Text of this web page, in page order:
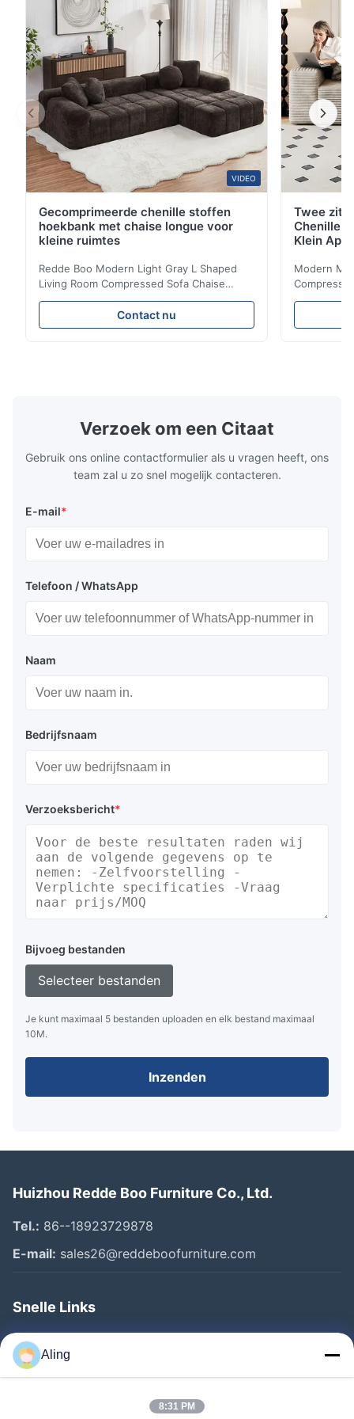
Modelnummer 9460-blauw-grijs FOB-levertijd 30-45
dagen ...
VIDEO
Gecomprimeerde chenille stoffen
hoekbank met chaise longue voor
kleine ruimtes
Redde Boo Modern Light Gray L Shaped
Living Room Compressed Sofa Chaise
Lounge Product Overview High resilience
soft sectional sofa designed for small
spaces, featuring a contemporary light gray
Contact nu
Twee
Chenille
Klein
Modern
Room
Verzoek om een Citaat
Gebruik ons online contactformulier als u vragen heeft, ons
team zal u zo snel mogelijk contacteren.
E-mail*
Telefoon / WhatsApp
Naam
Bedrijfsnaam
Verzoeksbericht*
Bijvoeg bestanden
Selecteer bestanden
Je kunt maximaal 5 bestanden uploaden en elk bestand maximaal
10M.
Inzenden
Huizhou Redde Boo Furniture Co., Ltd.
Tel.: 86--18923729878
E-mail: sales26@reddeboofurniture.com
Snelle Links
Thuis
Producten
Aling
8:31 PM